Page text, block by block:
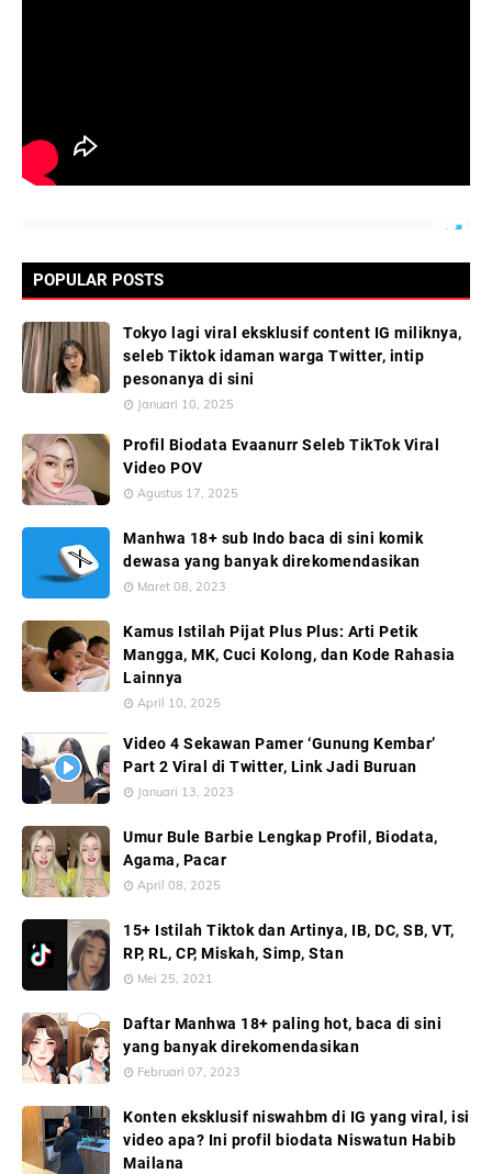
POPULAR POSTS
Tokyo lagi viral eksklusif content IG miliknya,
seleb Tiktok idaman warga Twitter, intip
pesonanya di sini
Januari 10, 2025
Profil Biodata Evaanurr Seleb TikTok Viral
Video POV
Agustus 17, 2025
Manhwa 18+ sub Indo baca di sini komik
dewasa yang banyak direkomendasikan
Maret 08, 2023
Kamus Istilah Pijat Plus Plus: Arti Petik
Mangga, MK, Cuci Kolong, dan Kode Rahasia
Lainnya
April 10, 2025
Video 4 Sekawan Pamer ‘Gunung Kembar’
Part 2 Viral di Twitter, Link Jadi Buruan
Januari 13, 2023
Umur Bule Barbie Lengkap Profil, Biodata,
Agama, Pacar
April 08, 2025
15+ Istilah Tiktok dan Artinya, IB, DC, SB, VT,
RP, RL, CP, Miskah, Simp, Stan
Mei 25, 2021
Daftar Manhwa 18+ paling hot, baca di sini
yang banyak direkomendasikan
Februari 07, 2023
Konten eksklusif niswahbm di IG yang viral, isi
video apa? Ini profil biodata Niswatun Habib
Mailana